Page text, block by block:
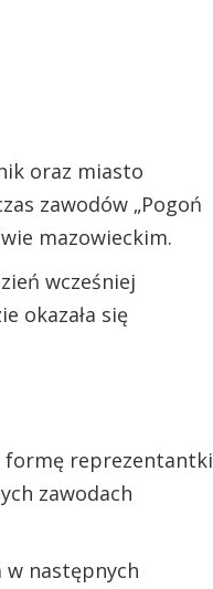
oraz miasto
zawodów „Pogoń
mazowieckim.
wcześniej
okazała się
formę reprezentantki
zawodach
w następnych